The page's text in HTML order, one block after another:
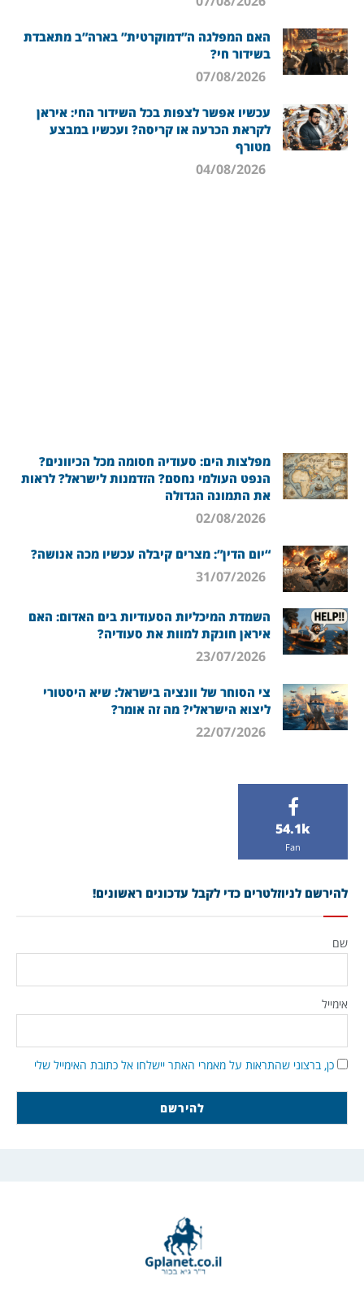
האם המפלגה ה”דמוקרטית” בארה”ב מתאבדת
בשידור חי?
עכשיו אפשר לצפות בכל השידור החי: איראן
לקראת הכרעה או קריסה? ועכשיו במבצע
מטורף
מפלצות הים: סעודיה חסומה מכל הכיוונים?
הנפט העולמי נחסם? הזדמנות לישראל? לראות
את התמונה הגדולה
“יום הדין”: מצרים קיבלה עכשיו מכה אנושה?
השמדת המיכליות הסעודיות בים האדום: האם
איראן חונקת למוות את סעודיה?
צי הסוחר של וונציה בישראל: שיא היסטורי
ליצוא הישראלי? מה זה אומר?
54.1k
Fan
להירשם לניוזלטרים כדי לקבל עדכונים ראשונים!
שם
אימייל
כן, ברצוני שהתראות על מאמרי האתר יישלחו אל כתובת האימייל שלי